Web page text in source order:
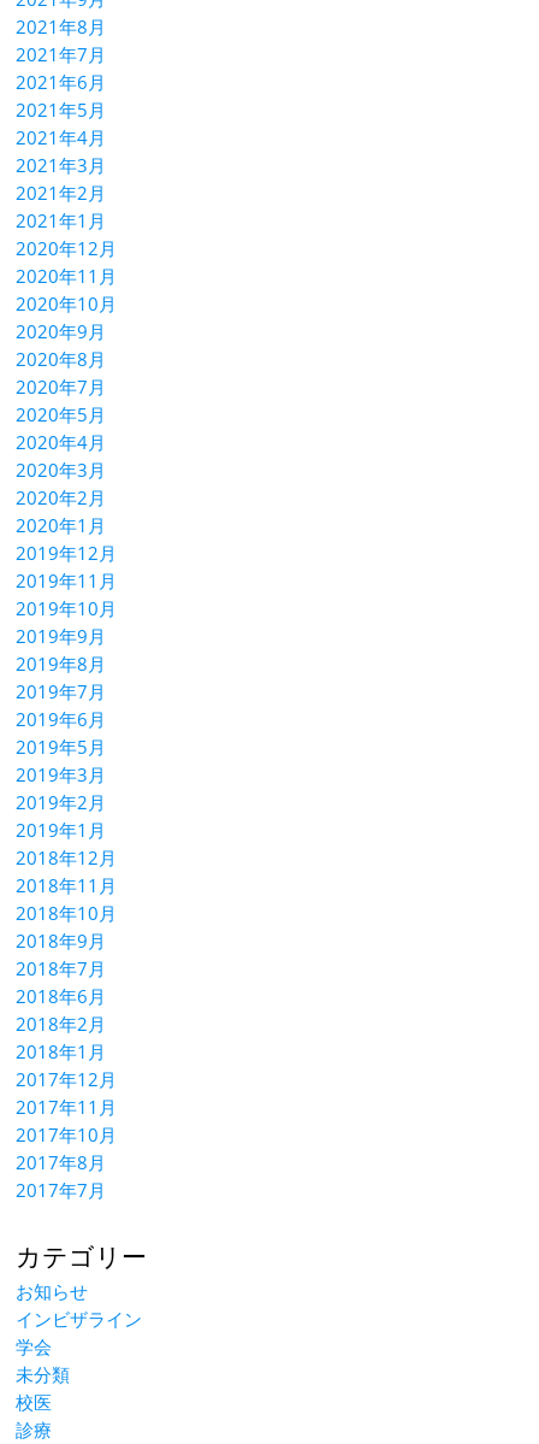
2021年8月
2021年7月
2021年6月
2021年5月
2021年4月
2021年3月
2021年2月
2021年1月
2020年12月
2020年11月
2020年10月
2020年9月
2020年8月
2020年7月
2020年5月
2020年4月
2020年3月
2020年2月
2020年1月
2019年12月
2019年11月
2019年10月
2019年9月
2019年8月
2019年7月
2019年6月
2019年5月
2019年3月
2019年2月
2019年1月
2018年12月
2018年11月
2018年10月
2018年9月
2018年7月
2018年6月
2018年2月
2018年1月
2017年12月
2017年11月
2017年10月
2017年8月
2017年7月
カテゴリー
お知らせ
インビザライン
学会
未分類
校医
診療